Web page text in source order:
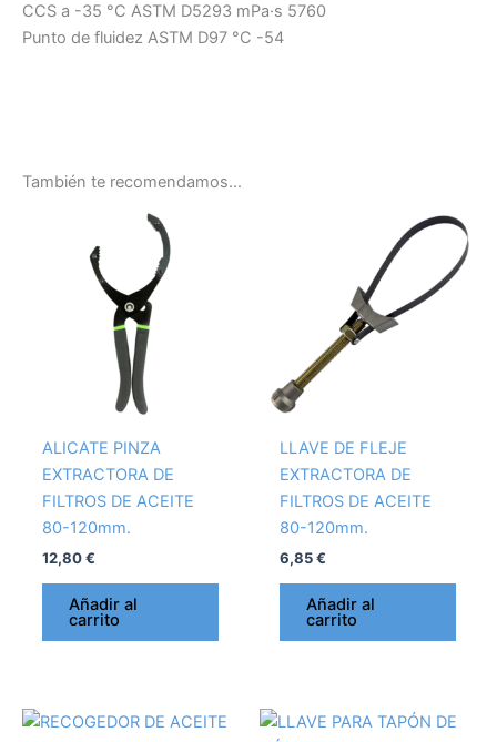
CCS a -35 °C ASTM D5293 mPa·s 5760
Punto de fluidez ASTM D97 °C -54
También te recomendamos…
ALICATE PINZA
EXTRACTORA DE
FILTROS DE ACEITE
80-120mm.
12,80€
Añadir al
carrito
LLAVE DE FLEJE
EXTRACTORA DE
FILTROS DE ACEITE
80-120mm.
6,85€
Añadir al
carrito